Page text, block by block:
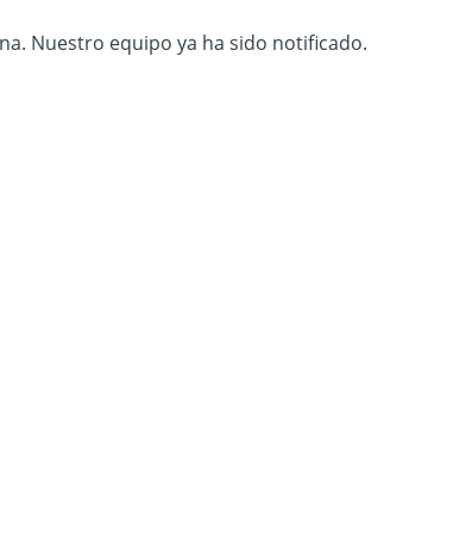
Nuestro equipo ya ha sido notificado.